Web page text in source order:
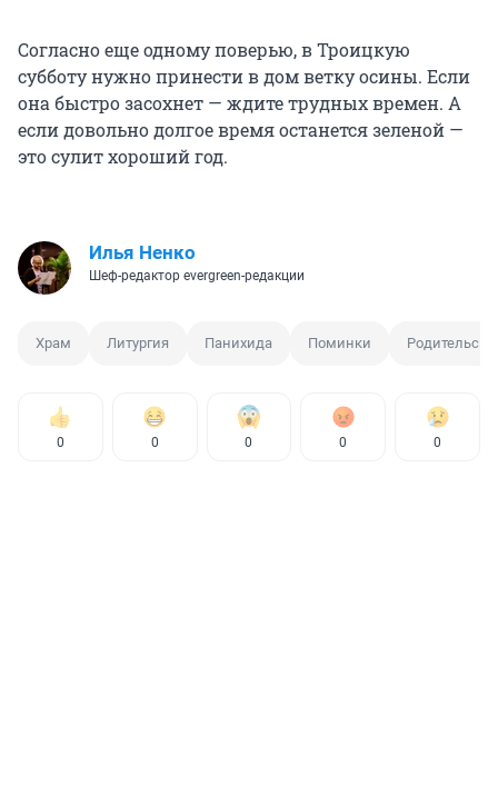
Согласно еще одному поверью, в Троицкую
субботу нужно принести в дом ветку осины. Если
она быстро засохнет — ждите трудных времен. А
если довольно долгое время останется зеленой —
это сулит хороший год.
Илья Ненко
Шеф-редактор evergreen-редакции
Храм Литургия Панихида Поминки
0 0 0 0 0